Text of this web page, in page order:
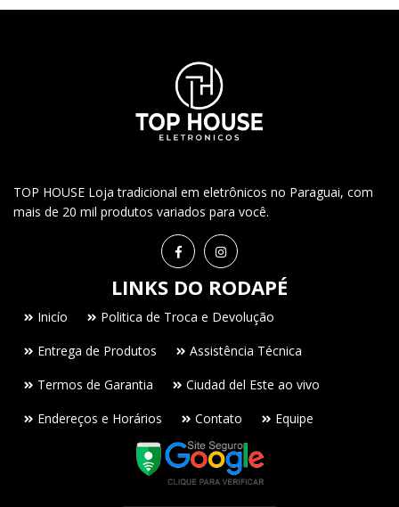
TOP HOUSE Loja tradicional em eletrônicos no Paraguai, com
mais de 20 mil produtos variados para você.
LINKS DO RODAPÉ
Inicío
Politica de Troca e Devolução
Entrega de Produtos
Assistência Técnica
Termos de Garantia
Ciudad del Este ao vivo
Endereços e Horários
Contato Equipe